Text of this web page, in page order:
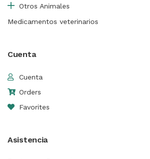
Otros Animales
Medicamentos veterinarios
Cuenta
Cuenta
Orders
Favorites
Asistencia